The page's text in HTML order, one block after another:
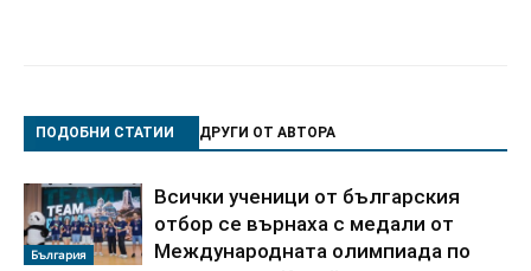
ПОДОБНИ СТАТИИ ДРУГИ ОТ АВТОРА
България
Всички ученици от българския
отбор се върнаха с медали от
Международната олимпиада по